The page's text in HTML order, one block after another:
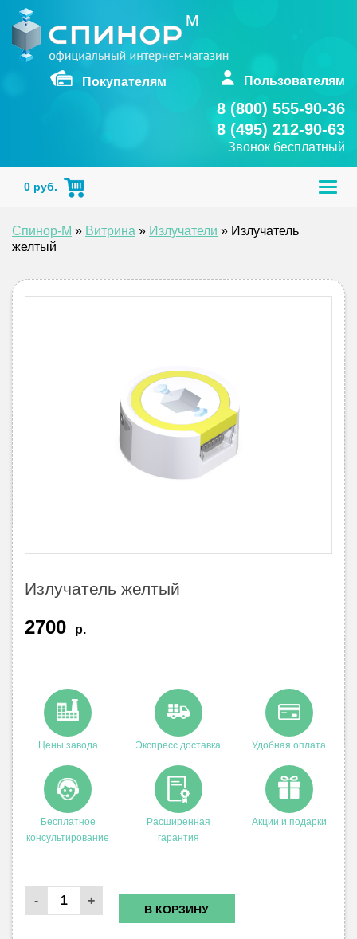
Skip
Покупателям Пользователям
8 (800) 555-90-36
8 (495) 212-90-63
Звонок бесплатный
0 руб.
Спинор-М » Витрина » Излучатели » Излучатель
желтый
Излучатель желтый
2700 р.
Цены завода Экспресс доставка Удобная оплата
Бесплатное
консультирование
Расширенная
гарантия
Акции и подарки
Количество
В КОРЗИНУ